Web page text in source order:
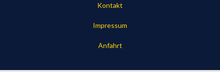
Kontakt
Impressum
Anfahrt